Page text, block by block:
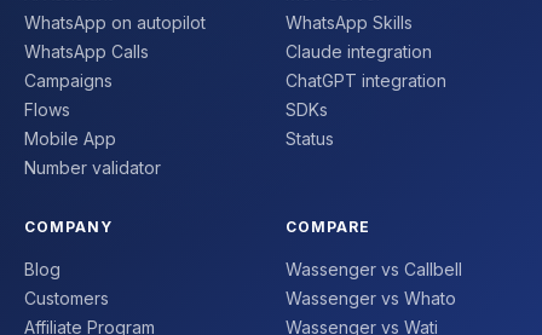
WhatsApp on autopilot
WhatsApp Calls
Campaigns
Flows
Mobile App
Number validator
WhatsApp Skills
Claude integration
ChatGPT integration
SDKs
Status
COMPANY
Blog
Customers
Affiliate Program
COMPARE
Wassenger vs Callbell
Wassenger vs Whato
Wassenger vs Wati